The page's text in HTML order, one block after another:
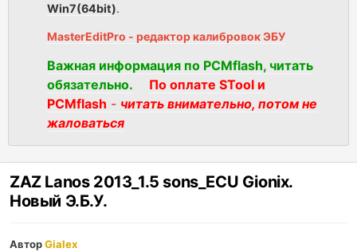
Win7(64bit).
MasterEditPro - редактор калибровок ЭБУ
Важная информация по PCMflash, читать
обязательно.
По оплате STool и
PCMflash - читать внимательно, потом не
жаловаться
ZAZ Lanos 2013_1.5 sons_ECU Gionix.
Новый Э.Б.У.
АвторGialex